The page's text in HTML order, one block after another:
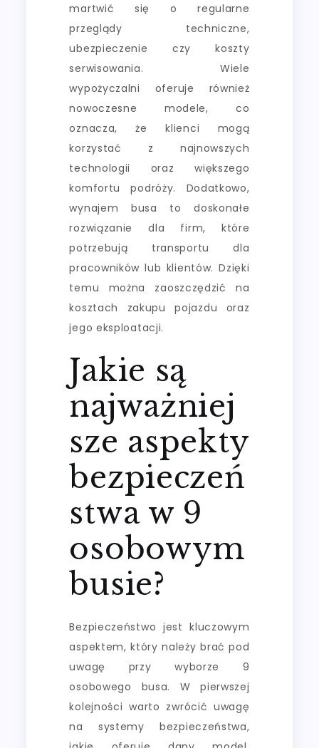
martwić się o regularne
przeglądy techniczne,
ubezpieczenie czy koszty
serwisowania. Wiele
wypożyczalni oferuje również
nowoczesne modele, co
oznacza, że klienci mogą
korzystać z najnowszych
technologii oraz większego
komfortu podróży. Dodatkowo,
wynajem busa to doskonałe
rozwiązanie dla firm, które
potrzebują transportu dla
pracowników lub klientów. Dzięki
temu można zaoszczędzić na
kosztach zakupu pojazdu oraz
jego eksploatacji.
Jakie są
najważniej
sze aspekty
bezpieczeń
stwa w 9
osobowym
busie?
Bezpieczeństwo jest kluczowym
aspektem, który należy brać pod
uwagę przy wyborze 9
osobowego busa. W pierwszej
kolejności warto zwrócić uwagę
na systemy bezpieczeństwa,